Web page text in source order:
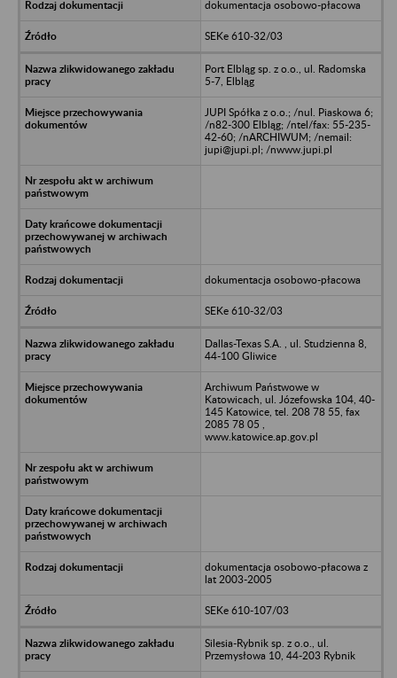
dokumentacja osobowo-płacowa
SEKe 610-32/03
Port Elbląg sp. z o.o., ul. Radomska
5-7, Elbląg
JUPI Spółka z o.o.; /nul. Piaskowa 6;
/n82-300 Elbląg; /ntel/fax: 55-235-
42-60; /nARCHIWUM; /nemail:
jupi@jupi.pl; /nwww.jupi.pl
dokumentacja osobowo-płacowa
SEKe 610-32/03
Dallas-Texas S.A. , ul. Studzienna 8,
44-100 Gliwice
Archiwum Państwowe w
Katowicach, ul. Józefowska 104, 40-
145 Katowice, tel. 208 78 55, fax
2085 78 05 ,
www.katowice.ap.gov.pl
dokumentacja osobowo-płacowa z
lat 2003-2005
SEKe 610-107/03
Silesia-Rybnik sp. z o.o., ul.
Przemysłowa 10, 44-203 Rybnik